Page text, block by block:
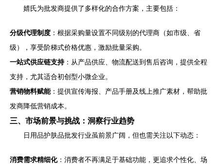
婧氏为批发商提供了多样化的合作方案，主要包括：
分级代理制度 ：根据采购量设置不同级别的代理商（如市级、省
级），享受阶梯式价格优惠，激励批量采购。
一站式供应链支持：从产品供应、物流配送到售后咨询，提供全程
支持，尤其适合初创型小微企业。
营销物料赋能：提供宣传海报、产品手册及线上推广素材，帮助批
发商降低营销成本。
三、市场前景与挑战：洞察行业趋势
日用品护肤品批发行业虽前景广阔，但也需关注以下动态：
消费需求精细化：消费者不再满足于基础功能，更追求个性化、场